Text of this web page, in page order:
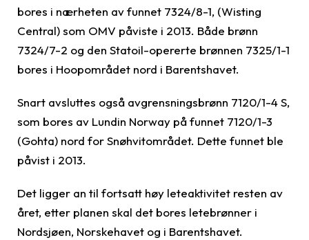
bores i nærheten av funnet 7324/8-1, (Wisting
Central) som OMV påviste i 2013. Både brønn
7324/7-2 og den Statoil-opererte brønnen 7325/1-1
bores i Hoopområdet nord i Barentshavet.
Snart avsluttes også avgrensningsbrønn 7120/1-4 S,
som bores av Lundin Norway på funnet 7120/1-3
(Gohta) nord for Snøhvitområdet. Dette funnet ble
påvist i 2013.
Det ligger an til fortsatt høy leteaktivitet resten av
året, etter planen skal det bores letebrønner i
Nordsjøen, Norskehavet og i Barentshavet.